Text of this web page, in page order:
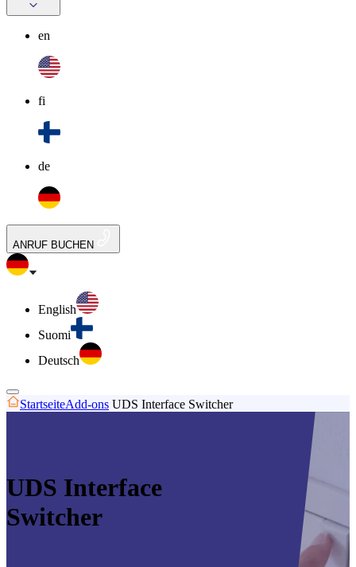
en
fi
de
ANRUF BUCHEN
English
Suomi
Deutsch
StartseiteAdd-ons UDS Interface Switcher
UDS Interface
Switcher